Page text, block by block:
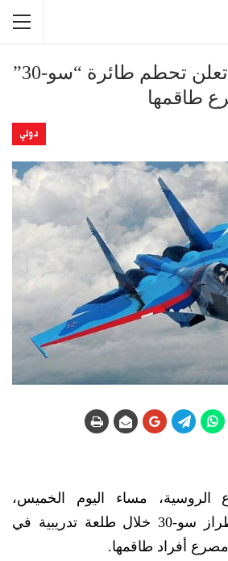
الدفاع الروسية تعلن تحطم طائرة “سو-30”
طاقمها
دولي
الروسية، مساء اليوم الخميس،
بتحطم طائرة من طراز سو-30 خلال طلعة تدريبية في
أفراد طاقمها.